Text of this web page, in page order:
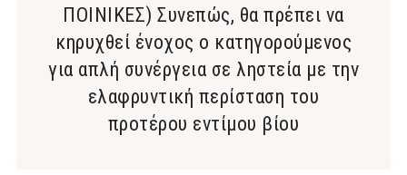
ΠΟΙΝΙΚΕΣ) Συνεπώς, θα πρέπει να
κηρυχθεί ένοχος ο κατηγορούμενος
για απλή συνέργεια σε ληστεία με την
ελαφρυντική περίσταση του
προτέρου εντίμου βίου